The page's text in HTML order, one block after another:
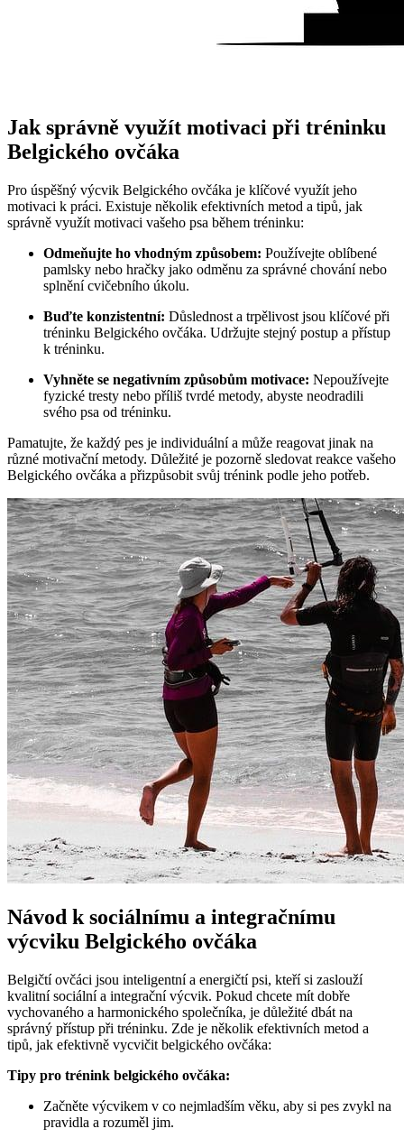
Jak správně využít motivaci při tréninku
Belgického ovčáka
Pro úspěšný výcvik Belgického ovčáka je klíčové využít jeho
motivaci k práci. Existuje několik efektivních metod a tipů, jak
správně využít motivaci vašeho psa během tréninku:
Odmeňujte ho vhodným způsobem: Používejte oblíbené
pamlsky nebo hračky jako odměnu za správné chování nebo
splnění cvičebního úkolu.
Buďte konzistentní: Důslednost a trpělivost jsou klíčové při
tréninku Belgického ovčáka. Udržujte stejný postup a přístup
k tréninku.
Vyhněte se negativním způsobům motivace: Nepoužívejte
fyzické tresty nebo příliš tvrdé metody, abyste neodradili
svého psa od tréninku.
Pamatujte, že každý pes je individuální a může reagovat jinak na
různé motivační metody. Důležité je pozorně sledovat reakce vašeho
Belgického ovčáka a přizpůsobit svůj trénink podle jeho potřeb.
Návod k sociálnímu a integračnímu
výcviku Belgického ovčáka
Belgičtí ovčáci jsou inteligentní a energičtí psi, kteří si zaslouží
kvalitní sociální a integrační výcvik. Pokud chcete mít dobře
vychovaného a harmonického společníka, je důležité dbát na
správný přístup při tréninku. Zde je několik efektivních metod a
tipů, jak efektivně vycvičit belgického ovčáka:
Tipy pro trénink belgického ovčáka:
Začněte výcvikem v co nejmladším věku, aby si pes zvykl na
pravidla a rozuměl jim.